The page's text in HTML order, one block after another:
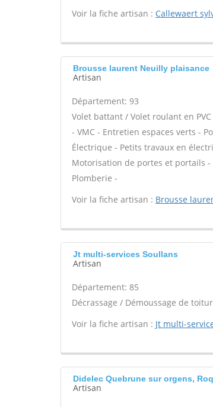
Voir la fiche artisan : Callewaert
Brousse laurent Neuilly plaisance
Artisan
Département: 93
Volet battant / Volet roulant en
- VMC - Entretien espaces verts -
Électrique - Petits travaux en
Motorisation de portes et portails
Plomberie -
Voir la fiche artisan : Brousse
Jt multi-services Soullans
Artisan
Département: 85
Décrassage / Démoussage de
Voir la fiche artisan : Jt multi-
Didelec Quebrune sur orgens,
Artisan